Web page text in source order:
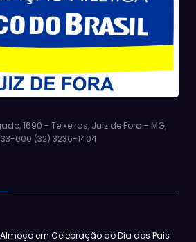
1690 - Teixeiras, Juiz de Fora - MG,
000 (32) 3236-1404
Almoço em Celebração ao Dia dos Pais